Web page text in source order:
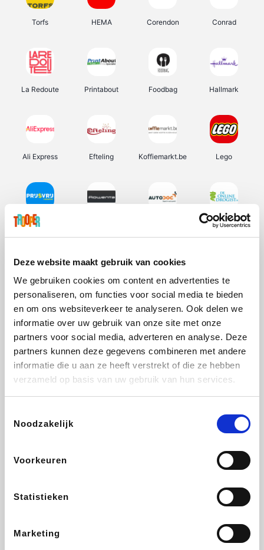
Deze website maakt gebruik van cookies
We gebruiken cookies om content en advertenties te
personaliseren, om functies voor social media te bieden
en om ons websiteverkeer te analyseren. Ook delen we
informatie over uw gebruik van onze site met onze
partners voor social media, adverteren en analyse. Deze
partners kunnen deze gegevens combineren met andere
informatie die u aan ze heeft verstrekt of die ze hebben
verzameld op basis van uw gebruik van hun services.
Noodzakelijk
Voorkeuren
Statistieken
Marketing
Torfs HEMA Corendon Conrad
La Redoute Printabout Foodbag Hallmark
Ali Express Efteling Koffiemarkt.be Lego
Prijsvrij De Online Drogist
Vidaxl Plopsa Lampenlicht.be Adidas
All Accor
DectDirect ZEB
SupraBazar